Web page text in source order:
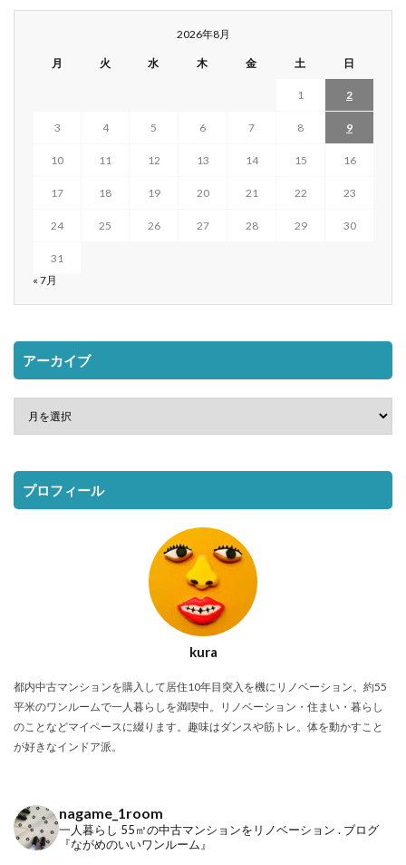
2026年8月
月 火 水 木 金 土 日
1 2
3 4 5 6 7 8 9
10 11 12 13 14 15 16
17 18 19 20 21 22 23
24 25 26 27 28 29 30
31
« 7月
アーカイブ
プロフィール
kura
都内中古マンションを購入して居住10年目突入を機にリノベーション。約55
平米のワンルームで一人暮らしを満喫中。リノベーション・住まい・暮らし
のことなどマイペースに綴ります。趣味はダンスや筋トレ。体を動かすこと
が好きなインドア派。
nagame_1room
一人暮らし 55㎡の中古マンションをリノベーション . ブログ
『ながめのいいワンルーム』